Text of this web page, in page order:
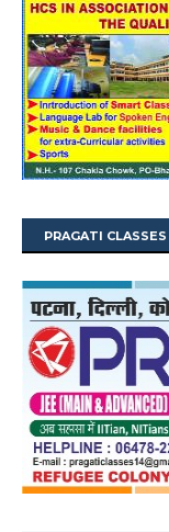
PRAGATI CLASSES